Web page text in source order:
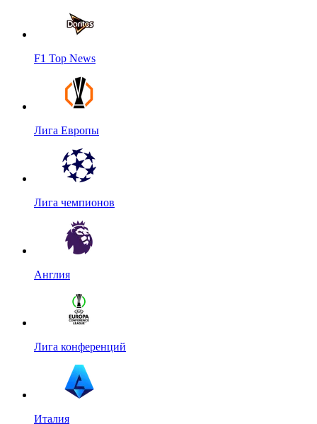
F1 Top News
Лига Европы
Лига чемпионов
Англия
Лига конференций
Италия